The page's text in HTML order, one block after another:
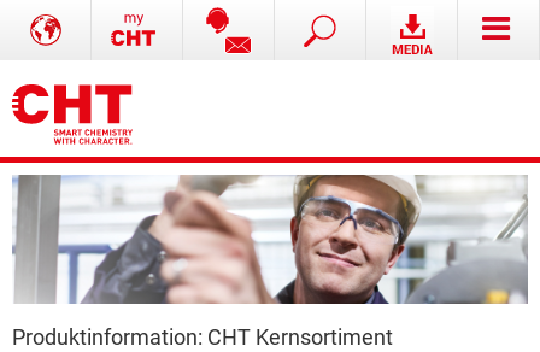
Produktinformation: CHT Kernsortiment